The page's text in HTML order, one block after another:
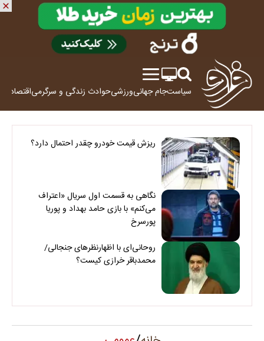
سیاستجام جهانیورزشیحوادث زندگی و سرگرمیاقتصاد
ریزش قیمت خودرو چقدر احتمال دارد؟
نگاهی به قسمت اول سریال «اعتراف
می‌کنم» با بازی حامد بهداد و پوریا
پورسرخ
روحانی‌ای با اظهارنظرهای جنجالی/
محمدباقر خرازی کیست؟